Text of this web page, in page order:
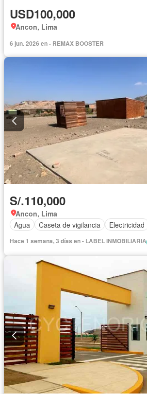
USD100,000
Ancon, Lima
6 jun. 2026 en - REMAX BOOSTER
S/.110,000
Ancon, Lima
Agua
Caseta de vigilancia Electricidad
Hace 1 semana, 3 días en - LABEL INMOBILIARIA